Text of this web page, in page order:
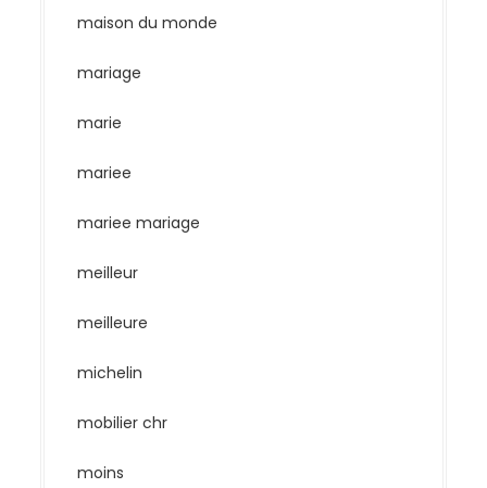
maison du monde
mariage
marie
mariee
mariee mariage
meilleur
meilleure
michelin
mobilier chr
moins